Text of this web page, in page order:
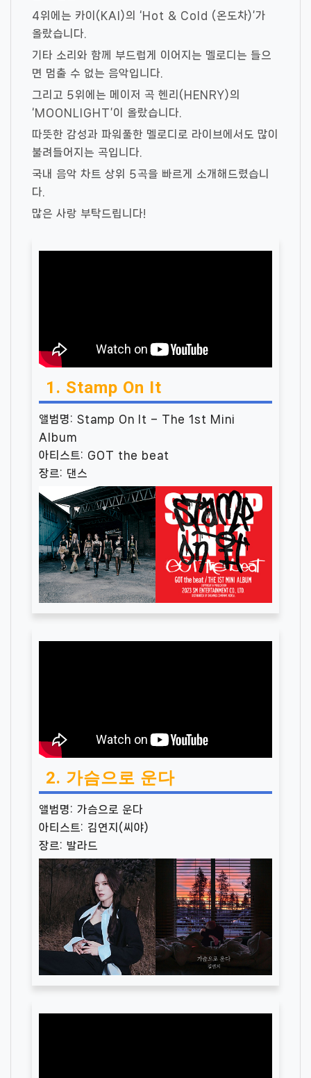
4위에는 카이(KAI)의 ‘Hot & Cold (온도차)’가
올랐습니다.
기타 소리와 함께 부드럽게 이어지는 멜로디는 들으
면 멈출 수 없는 음악입니다.
그리고 5위에는 메이저 곡 헨리(HENRY)의
‘MOONLIGHT’이 올랐습니다.
따뜻한 감성과 파워풀한 멜로디로 라이브에서도 많이
불려들어지는 곡입니다.
국내 음악 차트 상위 5곡을 빠르게 소개해드렸습니
다.
많은 사랑 부탁드립니다!
1. Stamp On It
앨범명: Stamp On It – The 1st Mini
Album
아티스트: GOT the beat
장르: 댄스
2. 가슴으로 운다
앨범명: 가슴으로 운다
아티스트: 김연지(씨야)
장르: 발라드